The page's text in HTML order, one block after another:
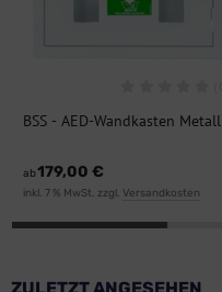
BSS - AED-Wandkasten Metall
ab179,00 €
inkl. 7 % MwSt. zzgl. Versandkosten